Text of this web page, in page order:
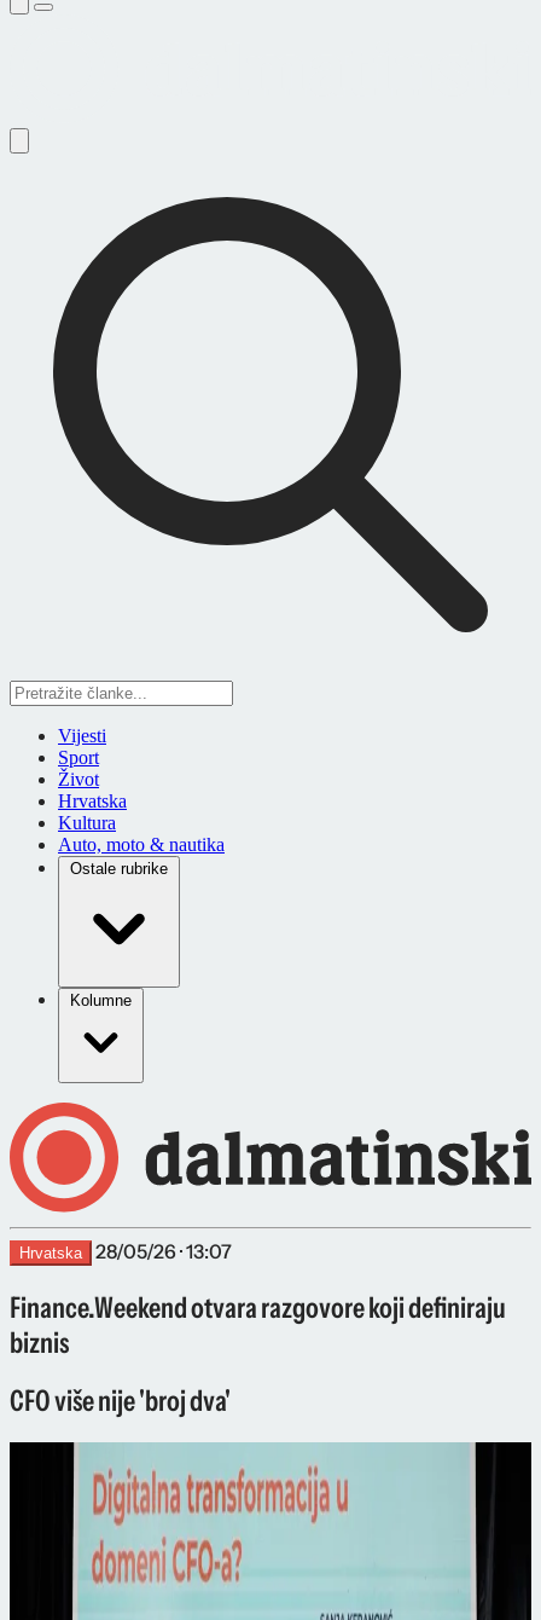
Vijesti
Sport
Život
Hrvatska
Kultura
Auto, moto & nautika
Ostale rubrike
Kolumne
Hrvatska 28/05/26 · 13:07
Finance.Weekend otvara razgovore koji definiraju
biznis
CFO više nije 'broj dva'